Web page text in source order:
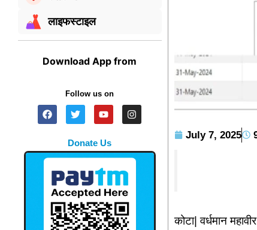
लाइफस्टाइल
Download App from
Follow us on
Donate Us
July 7, 2025
कोटा| वर्धमान